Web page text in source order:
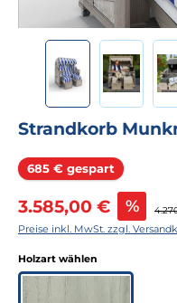
Strandkorb
685 € gespart Rabatt
Verkaufspreis:
3.585,00 € %
Preise inkl. MwSt. zzgl.
Holzart wählen